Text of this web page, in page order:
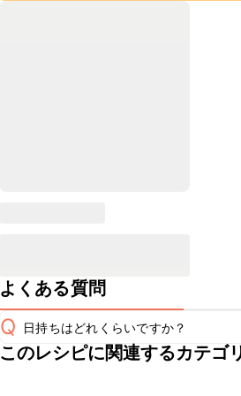
よくある質問
Q 日持ちはどれくらいですか？
保存期間は冷蔵で当日中が目安です
このレシピに関連するカテゴ